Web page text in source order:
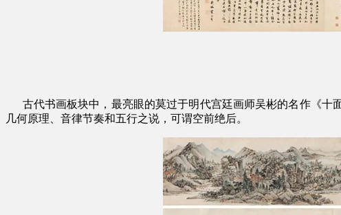
古代书画板块中，最亮眼的莫过于明代宫廷画师吴彬的名作《十
几何原理、音律节奏和五行之说，可谓空前绝后。